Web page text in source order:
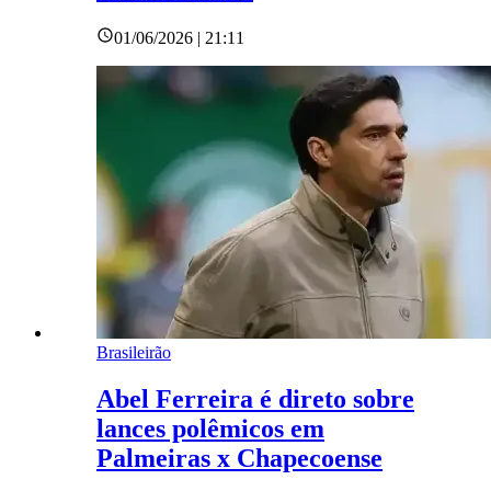
01/06/2026 | 21:11
Brasileirão
Abel Ferreira é direto sobre
lances polêmicos em
Palmeiras x Chapecoense